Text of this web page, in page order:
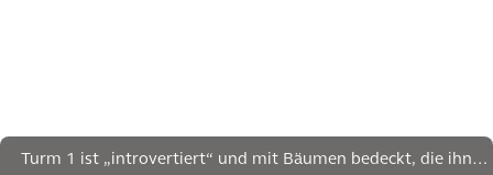
Turm 1 ist „introvertiert“ und mit Bäumen bedeckt, die ihn